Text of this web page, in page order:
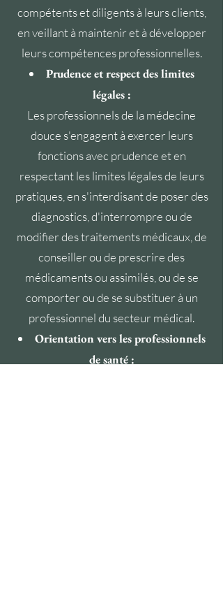
compétents et diligents à leurs clients,
en veillant à maintenir et à développer
leurs compétences professionnelles.
Prudence et respect des limites
légales :
Les professionnels de la médecine
douce s'engagent à exercer leurs
fonctions avec prudence et en
respectant les limites légales de leurs
pratiques, en s'interdisant de poser des
diagnostics, d'interrompre ou de
modifier des traitements médicaux, de
conseiller ou de prescrire des
médicaments ou assimilés, ou de se
comporter ou de se substituer à un
professionnel du secteur médical.
Orientation vers les professionnels
de santé :